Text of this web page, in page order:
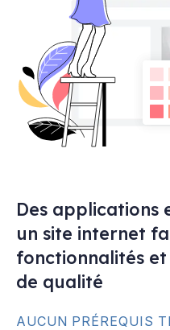
Des applications
un site internet
fonctionnalités
de qualité
AUCUN PRÉREQUIS